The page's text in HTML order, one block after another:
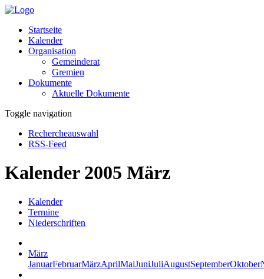
Startseite
Kalender
Organisation
Gemeinderat
Gremien
Dokumente
Aktuelle Dokumente
Toggle navigation
Rechercheauswahl
RSS-Feed
Kalender 2005 März
Kalender
Termine
Niederschriften
März
JanuarFebruarMärzAprilMaiJuniJuliAugustSeptemberOktober